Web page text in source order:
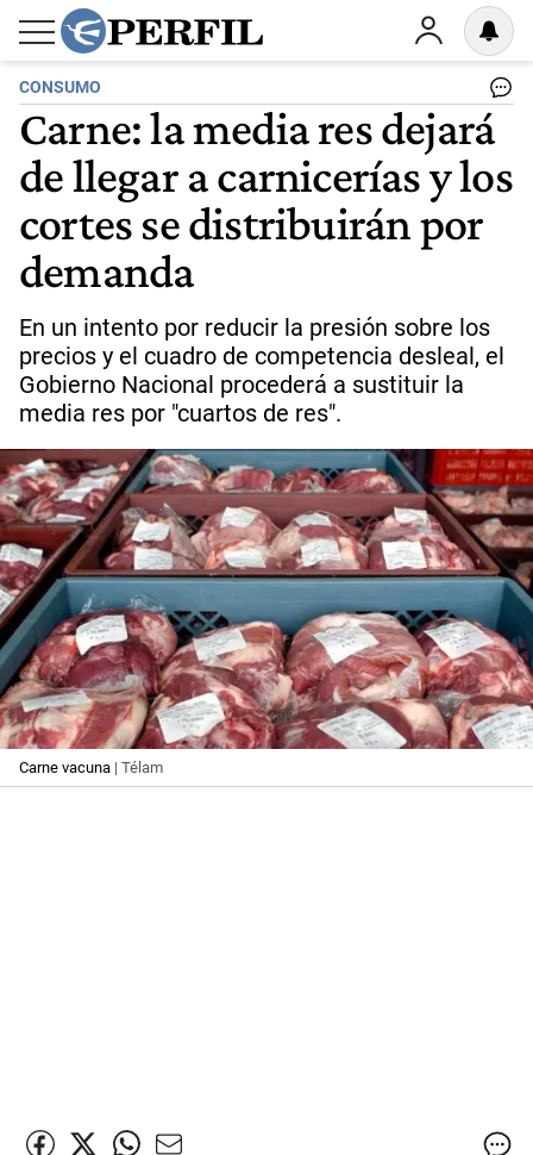
CONSUMO
Carne: la media res dejará
de llegar a carnicerías y los
cortes se distribuirán por
demanda
En un intento por reducir la presión sobre los
precios y el cuadro de competencia desleal, el
Gobierno Nacional procederá a sustituir la
media res por "cuartos de res".
Carne vacuna | Télam